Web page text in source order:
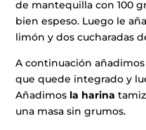
de mantequilla con 100
bien espeso. Luego le
limón y dos cucharadas
A continuación
que quede integrado y
Añadimos la harina
una masa sin grumos.